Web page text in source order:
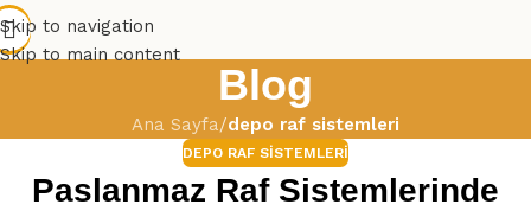
Skip to navigation
Skip to main content
Blog
Ana Sayfa/depo raf sistemleri
DEPO RAF SISTEMLERI
Paslanmaz Raf Sistemlerinde